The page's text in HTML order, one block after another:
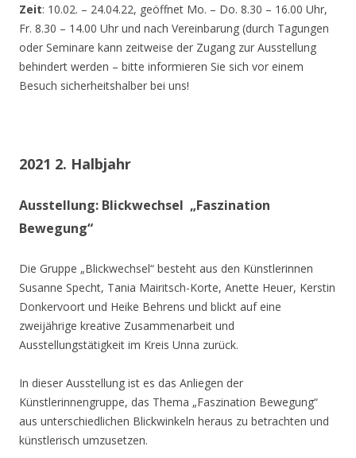
Zeit: 10.02. – 24.04.22, geöffnet Mo. – Do. 8.30 – 16.00 Uhr,
Fr. 8.30 – 14.00 Uhr und nach Vereinbarung (durch Tagungen
oder Seminare kann zeitweise der Zugang zur Ausstellung
behindert werden – bitte informieren Sie sich vor einem
Besuch sicherheitshalber bei uns!
2021 2. Halbjahr
Ausstellung: Blickwechsel „Faszination
Bewegung“
Die Gruppe „Blickwechsel“ besteht aus den Künstlerinnen
Susanne Specht, Tania Mairitsch-Korte, Anette Heuer, Kerstin
Donkervoort und Heike Behrens und blickt auf eine
zweijährige kreative Zusammenarbeit und
Ausstellungstätigkeit im Kreis Unna zurück.
In dieser Ausstellung ist es das Anliegen der
Künstlerinnengruppe, das Thema „Faszination Bewegung“
aus unterschiedlichen Blickwinkeln heraus zu betrachten und
künstlerisch umzusetzen.